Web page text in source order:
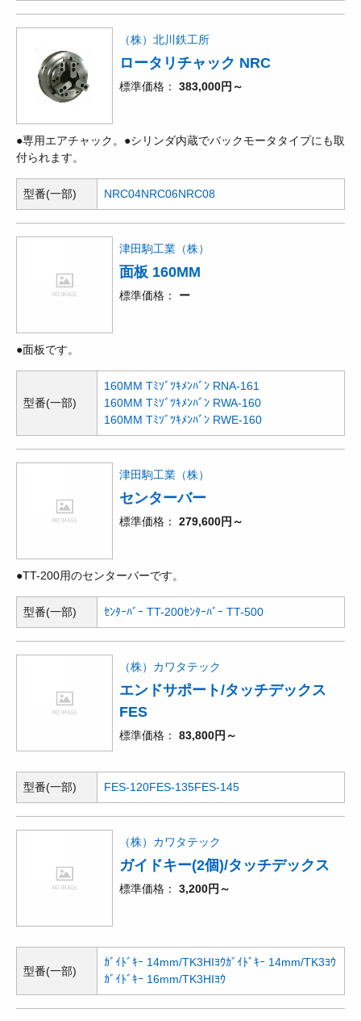
（株）北川鉄工所
ロータリチャック NRC
標準価格 383,000円～
●専用エアチャック。●シリンダ内蔵でバックモータタイプにも取
付られます。
型番(一部) NRC04NRC06NRC08
津田駒工業（株）
面板 160MM
標準価格 ー
●面板です。
型番(一部)
160MM Tﾐｿﾞﾂｷﾒﾝﾊﾞﾝ RNA-161
160MM Tﾐｿﾞﾂｷﾒﾝﾊﾞﾝ RWA-160
160MM Tﾐｿﾞﾂｷﾒﾝﾊﾞﾝ RWE-160
津田駒工業（株）
センターバー
標準価格 279,600円～
●TT-200用のセンターバーです。
型番(一部) ｾﾝﾀｰﾊﾞｰ TT-200ｾﾝﾀｰﾊﾞｰ TT-500
（株）カワタテック
エンドサポート/タッチデックス
FES
標準価格 83,800円～
型番(一部) FES-120FES-135FES-145
（株）カワタテック
ガイドキー(2個)/タッチデックス
標準価格 3,200円～
型番(一部)
ｶﾞｲﾄﾞｷｰ 14mm/TK3HIﾖｳｶﾞｲﾄﾞｷｰ 14mm/TK3ﾖｳ
ｶﾞｲﾄﾞｷｰ 16mm/TK3HIﾖｳ